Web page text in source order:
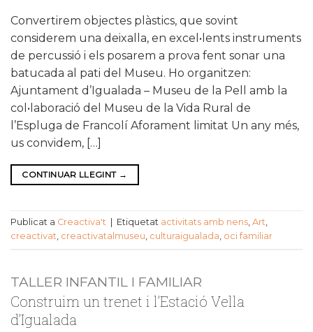
Convertirem objectes plàstics, que sovint
considerem una deixalla, en excel•lents instruments
de percussió i els posarem a prova fent sonar una
batucada al pati del Museu. Ho organitzen:
Ajuntament d’Igualada – Museu de la Pell amb la
col•laboració del Museu de la Vida Rural de
l’Espluga de Francolí Aforament limitat Un any més,
us convidem, […]
CONTINUAR LLEGINT →
Publicat a Creactiva't Etiquetat activitats amb nens, Art,
creactivat, creactivatalmuseu, culturaigualada, oci familiar
TALLER INFANTIL I FAMILIAR
Construim un trenet i l’Estació Vella
d’Igualada